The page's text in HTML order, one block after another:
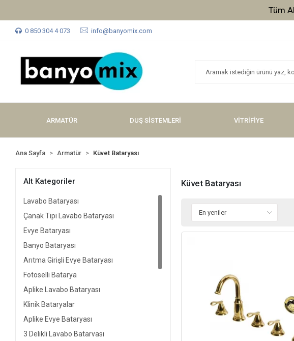
0 850 304 4 073 info@banyomix.com
ARMATÜR DUŞ SİSTEMLERİ VİTRİFİYE
Ana Sayfa Armatür Küvet Bataryası
Alt Kategoriler
Lavabo Bataryası
Çanak Tipi Lavabo Bataryası
Evye Bataryası
Banyo Bataryası
Arıtma Girişli Evye Bataryası
Fotoselli Batarya
Aplike Lavabo Bataryası
Klinik Bataryalar
Aplike Evye Bataryası
3 Delikli Lavabo Bataryası
Küvet Bataryası